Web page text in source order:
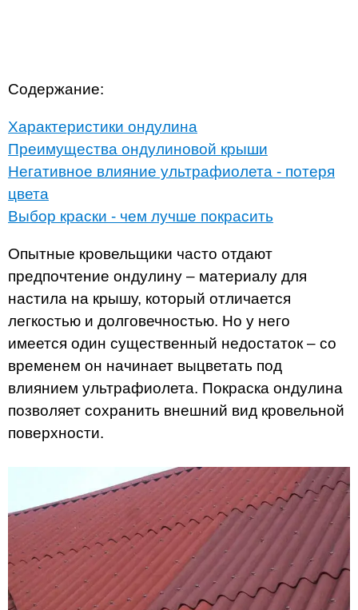
Содержание:
Характеристики ондулина
Преимущества ондулиновой крыши
Негативное влияние ультрафиолета - потеря
цвета
Выбор краски - чем лучше покрасить
Опытные кровельщики часто отдают
предпочтение ондулину – материалу для
настила на крышу, который отличается
легкостью и долговечностью. Но у него
имеется один существенный недостаток – со
временем он начинает выцветать под
влиянием ультрафиолета. Покраска ондулина
позволяет сохранить внешний вид кровельной
поверхности.